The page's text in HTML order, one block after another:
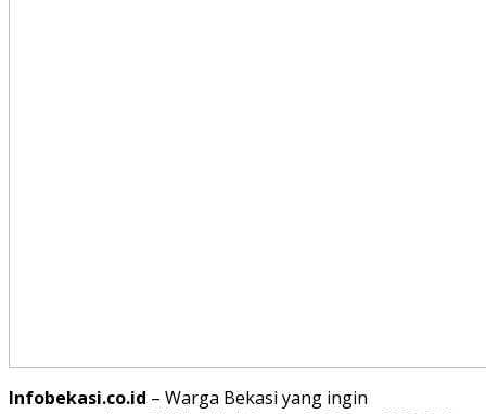
Infobekasi.co.id – Warga Bekasi yang ingin